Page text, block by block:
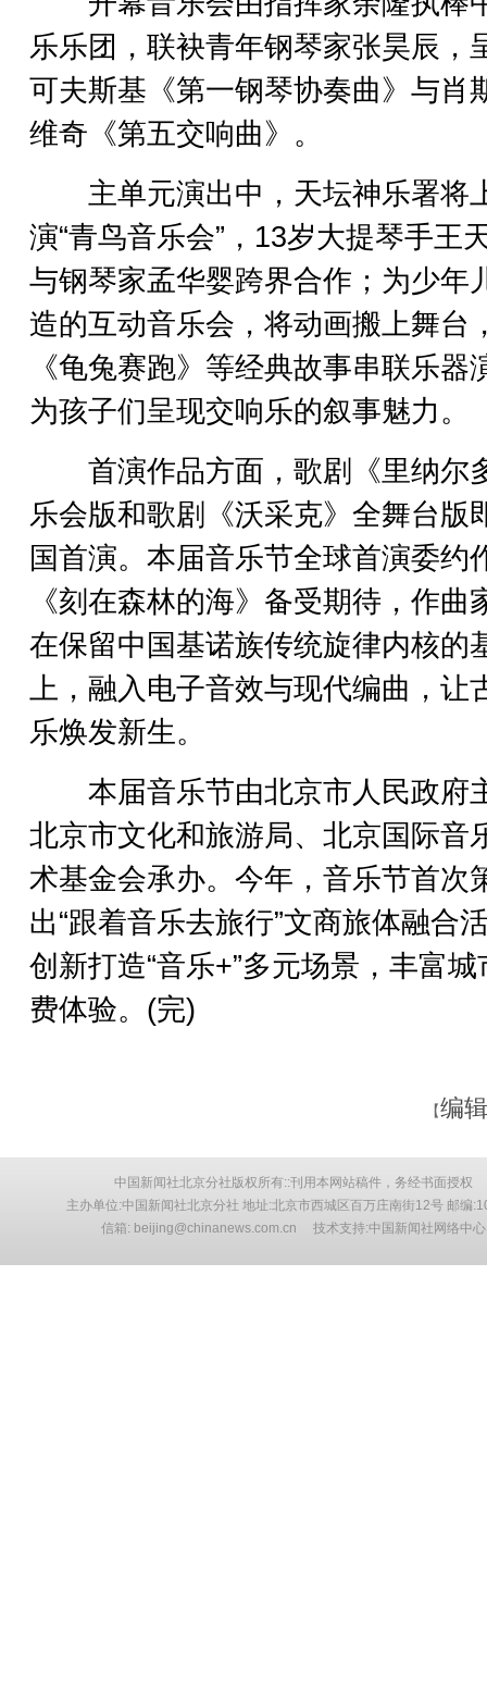
乐乐团，联袂青年钢琴家张昊辰，
可夫斯基《第一钢琴协奏曲》与肖
维奇《第五交响曲》。
主单元演出中，天坛神乐署将
演“青鸟音乐会”，13岁大提琴手王
与钢琴家孟华婴跨界合作；为少年
造的互动音乐会，将动画搬上舞台
《龟兔赛跑》等经典故事串联乐器
为孩子们呈现交响乐的叙事魅力。
首演作品方面，歌剧《里纳尔
乐会版和歌剧《沃采克》全舞台版
国首演。本届音乐节全球首演委约
《刻在森林的海》备受期待，作曲
在保留中国基诺族传统旋律内核的
上，融入电子音效与现代编曲，让
乐焕发新生。
本届音乐节由北京市人民政府
北京市文化和旅游局、北京国际音
术基金会承办。今年，音乐节首次
出“跟着音乐去旅行”文商旅体融合
创新打造“音乐+”多元场景，丰富城
费体验。(完)
【编
中国新闻社北京分社版权所有::刊用本网站稿件，务经书面授权
主办单位:中国新闻社北京分社 地址:北京市西城区百万庄南街12号 邮编
信箱: beijing@chinanews.com.cn 技术支持:中国新闻社网络中心